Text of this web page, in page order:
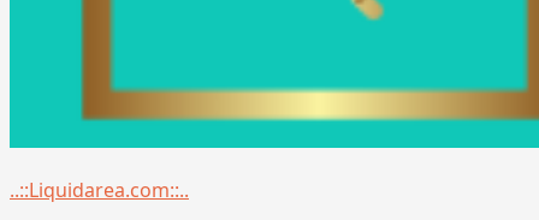
Menu
..::Liquidarea.com::..